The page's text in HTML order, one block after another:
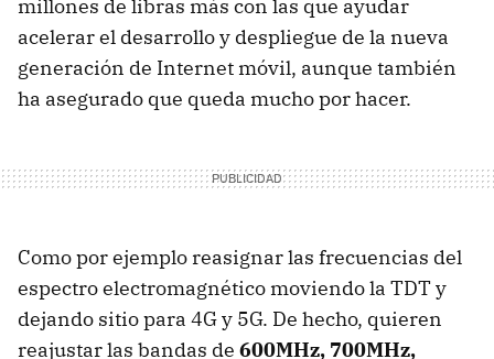
millones de libras más con las que ayudar
acelerar el desarrollo y despliegue de la nueva
generación de Internet móvil, aunque también
ha asegurado que queda mucho por hacer.
Como por ejemplo reasignar las frecuencias del
espectro electromagnético moviendo la TDT y
dejando sitio para 4G y 5G. De hecho, quieren
reajustar las bandas de 600MHz, 700MHz,